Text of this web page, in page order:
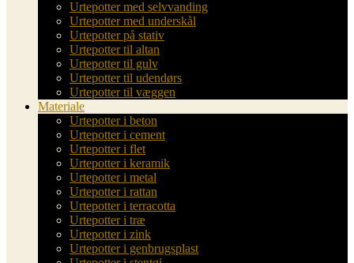
Urtepotter med selvvanding
Urtepotter med underskål
Urtepotter på stativ
Urtepotter til altan
Urtepotter til gulv
Urtepotter til udendørs
Urtepotter til væggen
Materiale
Urtepotter i beton
Urtepotter i cement
Urtepotter i flet
Urtepotter i keramik
Urtepotter i metal
Urtepotter i rattan
Urtepotter i terracotta
Urtepotter i træ
Urtepotter i zink
Urtepotter i genbrugsplast